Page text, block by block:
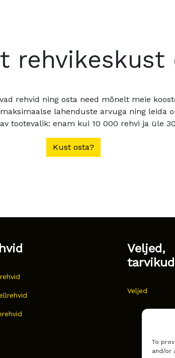
To
and/or
rehvikeskust
rehvid ning osta need mõnelt meie
lahenduste arvuga ning leida
tootevalik: enam kui 10 000 rehvi ja üle
Kust osta?
Veljed,
tarvikud
Veljed